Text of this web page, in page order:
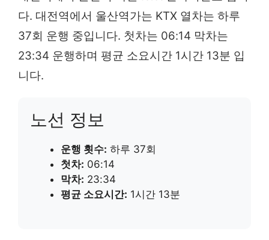
다. 대전역에서 울산역가는 KTX 열차는 하루
37회 운행 중입니다. 첫차는 06:14 막차는
23:34 운행하며 평균 소요시간 1시간 13분 입
니다.
노선 정보
운행 횟수: 하루 37회
첫차: 06:14
막차: 23:34
평균 소요시간: 1시간 13분